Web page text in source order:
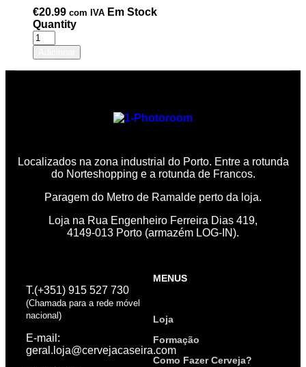
€20.99 com IVA Em Stock
Quantity
Localizados na zona industrial do Porto. Entre a rotunda
do Norteshopping e a rotunda de Francos.
Paragem do Metro de Ramalde perto da loja.
Loja na Rua Engenheiro Ferreira Dias 419,
4149-013 Porto (armazém LOG-IN).
T.(+351) 915 527 730
(Chamada para a rede móvel
nacional)
E-mail:
geral.loja@cervejacaseira.com
MENUS
Loja
Formação
Como Fazer Cerveja?